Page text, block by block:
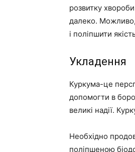
розвитку
далеко. Можливо,
і поліпшити
Укладення
Куркума-це
допомогти в
великі надії.
Необхідно
поліпшеною